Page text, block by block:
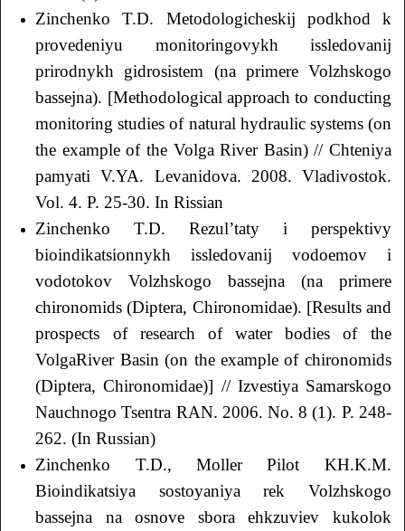
Zinchenko T.D. Metodologicheskij podkhod k
provedeniyu monitoringovykh issledovanij
prirodnykh gidrosistem (na primere Volzhskogo
bassejna). [Methodological approach to conducting
monitoring studies of natural hydraulic systems (on
the example of the Volga River Basin) // Chteniya
pamyati V.YA. Levanidova. 2008. Vladivostok.
Vol. 4. P. 25-30. In Rissian
Zinchenko T.D. Rezul’taty i perspektivy
bioindikatsionnykh issledovanij vodoemov i
vodotokov Volzhskogo bassejna (na primere
chironomids (Diptera, Chironomidae). [Results and
prospects of research of water bodies of the
VolgaRiver Basin (on the example of chironomids
(Diptera, Chironomidae)] // Izvestiya Samarskogo
Nauchnogo Tsentra RАN. 2006. No. 8 (1). P. 248-
262. (In Russian)
Zinchenko T.D., Moller Pilot KH.K.M.
Bioindikatsiya sostoyaniya rek Volzhskogo
bassejna na osnove sbora ehkzuviev kukolok